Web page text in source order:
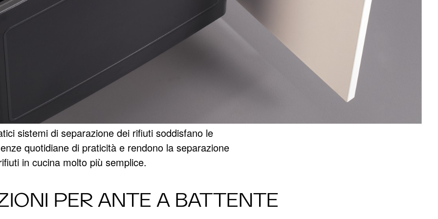
sistemi di separazione dei rifiuti soddisfano le
quotidiane di praticità e rendono la separazione
in cucina molto più semplice.
PER ANTE A BATTENTE